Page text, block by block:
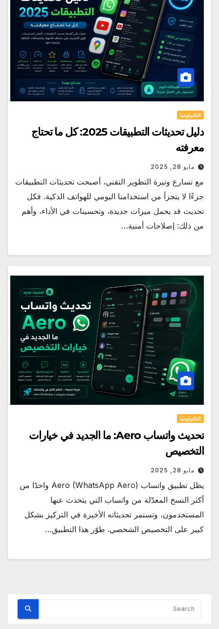
التكنولوجيا
دليل تحديثات التطبيقات 2025: كل ما تحتاج
معرفته
مايو 28, 2025
مع تسارع وتيرة التطوير التقني، أصبحت تحديثات التطبيقات
جزءًا لا يتجزأ من استخدامنا اليومي للهواتف الذكية. فكل
تحديث قد يحمل ميزات جديدة، وتحسينات في الأداء، وأهم
من ذلك: إصلاحات أمنية…
التكنولوجيا
تحديث واتساب Aero: ما الجديد في خيارات
التخصيص
مايو 28, 2025
يظل تطبيق واتساب Aero (WhatsApp Aero) واحدًا من
أكثر النسخ المعدّلة من واتساب التي يتحدث عنها
المستخدمون، وتستمر تحديثاته الأخيرة في التركيز بشكل
كبير على التخصيص الشخصي. طوّر هذا التطبيق…